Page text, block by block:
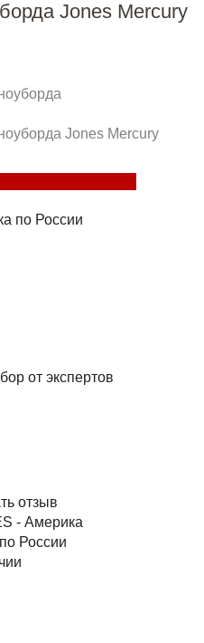
Jones Mercury
Jones Mercury
по России
отзыв
- Америка
России